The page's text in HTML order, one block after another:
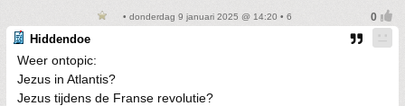
• donderdag 9 januari 2025 @ 14:20 • 6
Hiddendoe
Weer ontopic:
Jezus in Atlantis?
Jezus tijdens de Franse revolutie?